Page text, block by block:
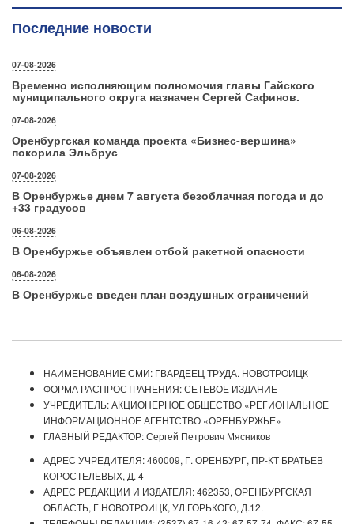
Последние новости
07-08-2026
Временно исполняющим полномочия главы Гайского
муниципального округа назначен Сергей Сафинов.
07-08-2026
Оренбургская команда проекта «Бизнес‑вершина»
покорила Эльбрус
07-08-2026
В Оренбуржье днем 7 августа безоблачная погода и до
+33 градусов
06-08-2026
В Оренбуржье объявлен отбой ракетной опасности
06-08-2026
В Оренбуржье введен план воздушных ограничений
НАИМЕНОВАНИЕ СМИ: ГВАРДЕЕЦ ТРУДА. НОВОТРОИЦК
ФОРМА РАСПРОСТРАНЕНИЯ: СЕТЕВОЕ ИЗДАНИЕ
УЧРЕДИТЕЛЬ: АКЦИОНЕРНОЕ ОБЩЕСТВО «РЕГИОНАЛЬНОЕ
ИНФОРМАЦИОННОЕ АГЕНТСТВО «ОРЕНБУРЖЬЕ»
ГЛАВНЫЙ РЕДАКТОР: Сергей Петрович Мясников
АДРЕС УЧРЕДИТЕЛЯ: 460009, Г. ОРЕНБУРГ, ПР-КТ БРАТЬЕВ
КОРОСТЕЛЕВЫХ, Д. 4
АДРЕС РЕДАКЦИИ И ИЗДАТЕЛЯ: 462353, ОРЕНБУРГСКАЯ
ОБЛАСТЬ, Г.НОВОТРОИЦК, УЛ.ГОРЬКОГО, Д.12.